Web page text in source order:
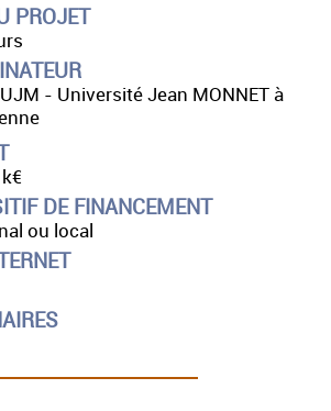
PROJET
- Université Jean MONNET à
DE FINANCEMENT
ou local